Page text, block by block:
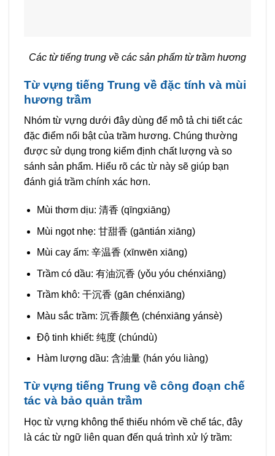
Các từ tiếng trung về các sản phẩm từ trầm hương
Từ vựng tiếng Trung về đặc tính và mùi
hương trầm
Nhóm từ vựng dưới đây dùng để mô tả chi tiết các
đặc điểm nổi bật của trầm hương. Chúng thường
được sử dụng trong kiểm định chất lượng và so
sánh sản phẩm. Hiểu rõ các từ này sẽ giúp bạn
đánh giá trầm chính xác hơn.
Mùi thơm dịu: 清香 (qīngxiāng)
Mùi ngọt nhẹ: 甘甜香 (gāntián xiāng)
Mùi cay ấm: 辛温香 (xīnwēn xiāng)
Trầm có dầu: 有油沉香 (yǒu yóu chénxiāng)
Trầm khô: 干沉香 (gān chénxiāng)
Màu sắc trầm: 沉香颜色 (chénxiāng yánsè)
Độ tinh khiết: 纯度 (chúndù)
Hàm lượng dầu: 含油量 (hán yóu liàng)
Từ vựng tiếng Trung về công đoạn chế
tác và bảo quản trầm
Học từ vựng không thể thiếu nhóm về chế tác, đây
là các từ ngữ liên quan đến quá trình xử lý trầm: